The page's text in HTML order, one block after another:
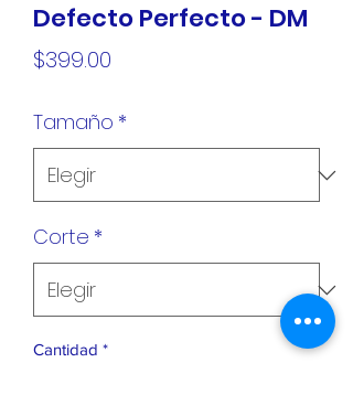
Defecto Perfecto - DM
$399.00
Tamaño *
Corte *
Cantidad *